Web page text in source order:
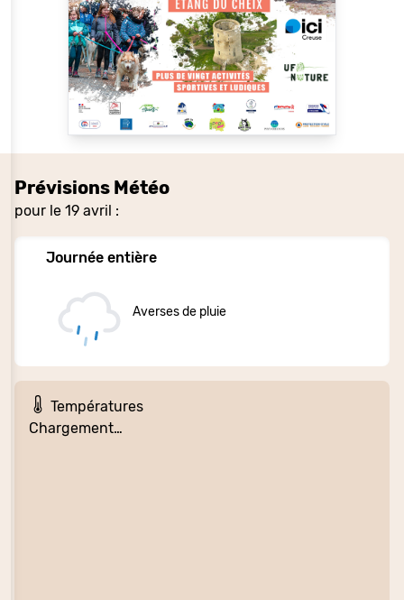
Prévisions Météo
pour le 19 avril :
Journée entière
Averses de pluie
Températures
Chargement…